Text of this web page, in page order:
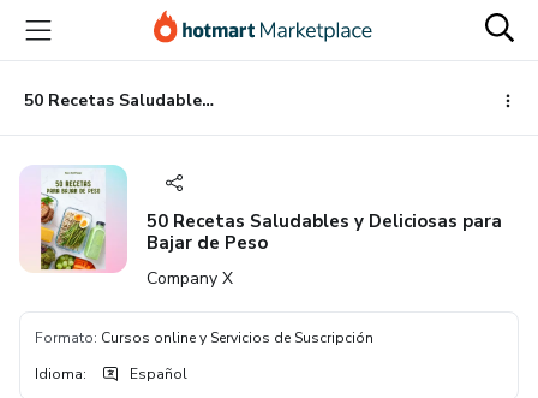
principal
página
de
página
50 Recetas Saludables y Deliciosas para Bajar de Peso
50 Recetas Saludables y Deliciosas para
Bajar de Peso
Company X
Formato: Cursos online y Servicios de Suscripción
Idioma: Español